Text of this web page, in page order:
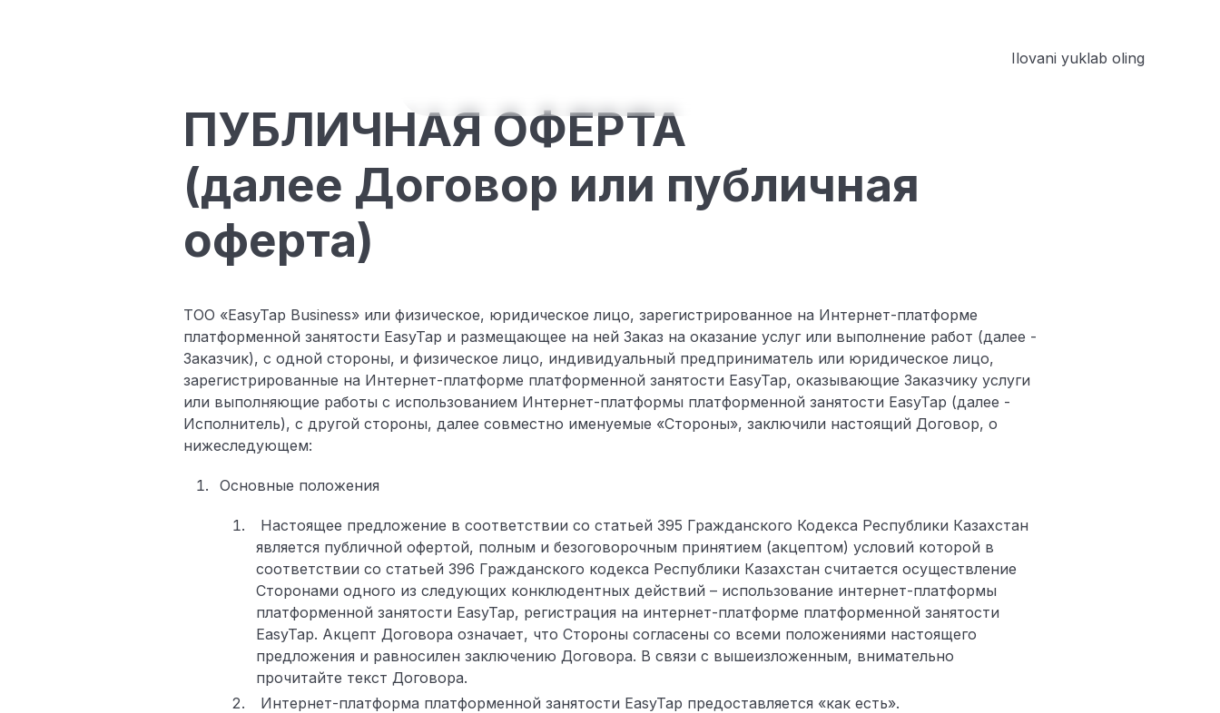
Ilovani yuklab oling
ПУБЛИЧНАЯ ОФЕРТА
(далее Договор или публичная
оферта)
ТОО «EasyTap Business» или физическое, юридическое лицо, зарегистрированное на Интернет-платформе
платформенной занятости EasyTap и размещающее на ней Заказ на оказание услуг или выполнение работ (далее -
Заказчик), с одной стороны, и физическое лицо, индивидуальный предприниматель или юридическое лицо,
зарегистрированные на Интернет-платформе платформенной занятости EasyTap, оказывающие Заказчику услуги
или выполняющие работы с использованием Интернет-платформы платформенной занятости EasyTap (далее -
Исполнитель), с другой стороны, далее совместно именуемые «Стороны», заключили настоящий Договор, о
нижеследующем:
Основные положения
Настоящее предложение в соответствии со статьей 395 Гражданского Кодекса Республики Казахстан
является публичной офертой, полным и безоговорочным принятием (акцептом) условий которой в
соответствии со статьей 396 Гражданского кодекса Республики Казахстан считается осуществление
Сторонами одного из следующих конклюдентных действий – использование интернет-платформы
платформенной занятости EasyTap, регистрация на интернет-платформе платформенной занятости
EasyTap. Акцепт Договора означает, что Стороны согласены со всеми положениями настоящего
предложения и равносилен заключению Договора. В связи с вышеизложенным, внимательно
прочитайте текст Договора.
Интернет-платформа платформенной занятости EasyTap предоставляется «как есть».